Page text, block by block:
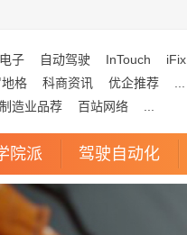
子 自动驾驶 InTouch iFix
地格 科商资讯 优企推荐
制造业品荐 百站网络
院派 驾驶自动化